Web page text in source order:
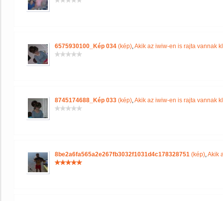
6575930100_Kép 034 (kép),Akik az iwiw-en is rajta vannak
8745174688_Kép 033 (kép),Akik az iwiw-en is rajta vannak
8be2a6fa565a2e267fb3032f1031d4c178328751 (kép),Akik